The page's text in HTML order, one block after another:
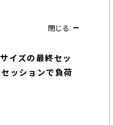
閉じる
イズの最終セッ
ッションで負荷